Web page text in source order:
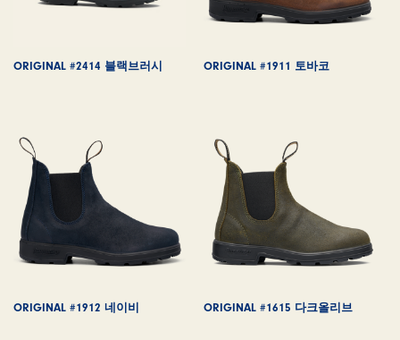
ORIGINAL #2414 블랙브러시 ORIGINAL #1911 토바코
ORIGINAL #1912 네이비 ORIGINAL #1615 다크올리브